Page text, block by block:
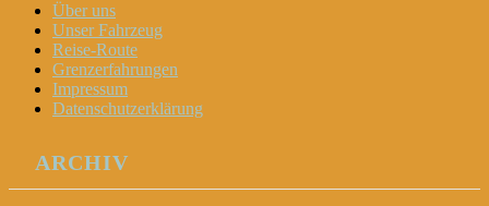
Über uns
Unser Fahrzeug
Reise-Route
Grenzerfahrungen
Impressum
Datenschutzerklärung
ARCHIV